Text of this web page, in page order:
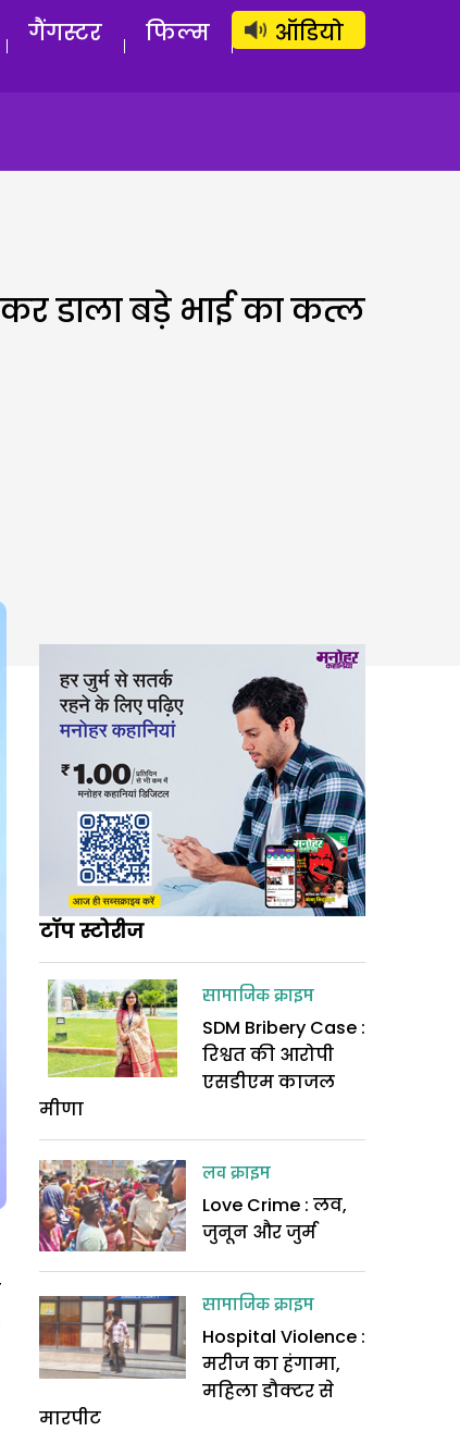
लॉग इन सब्सक्राइब करें
गैंगस्टर फिल्म ऑडियो
डाला बड़े भाई का कत्ल
टॉप स्टोरीज
सामाजिक क्राइम
SDM Bribery Case :
रिश्वत की आरोपी
एसडीएम काजल
मीणा
लव क्राइम
Love Crime : लव,
जुनून और जुर्म
सामाजिक क्राइम
Hospital Violence :
मरीज का हंगामा,
महिला डौक्टर से
मारपीट